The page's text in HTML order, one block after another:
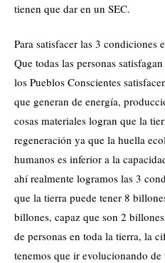
tienen que dar en un SEC.
Para satisfacer las 3 condiciones
Que todas las personas
los Pueblos Conscientes
que generan de energía,
cosas materiales logran que la
regeneración ya que la huella
humanos es inferior a la
ahí realmente logramos las 3
que la tierra puede tener 8
billones, capaz que son 2
de personas en toda la tierra, la
tenemos que ir evolucionando